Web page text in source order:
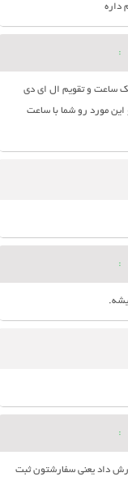
:
ساعت و تقویم ال ای دی
مورد رو شما با ساعت
:
:
داد یعنی سفارشتون ثبت